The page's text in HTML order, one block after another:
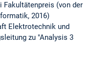
Fakultätenpreis (von der
2016)
Elektrotechnik und
zu "Analysis 3